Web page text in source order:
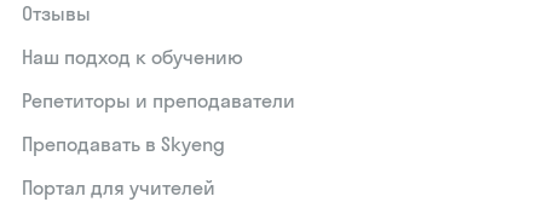
Отзывы
Наш подход к обучению
Репетиторы и преподаватели
Преподавать в Skyeng
Портал для учителей